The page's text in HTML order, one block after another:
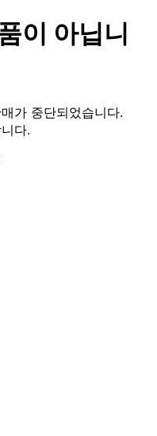
이 아닙니
가 중단되었습니다.
다.